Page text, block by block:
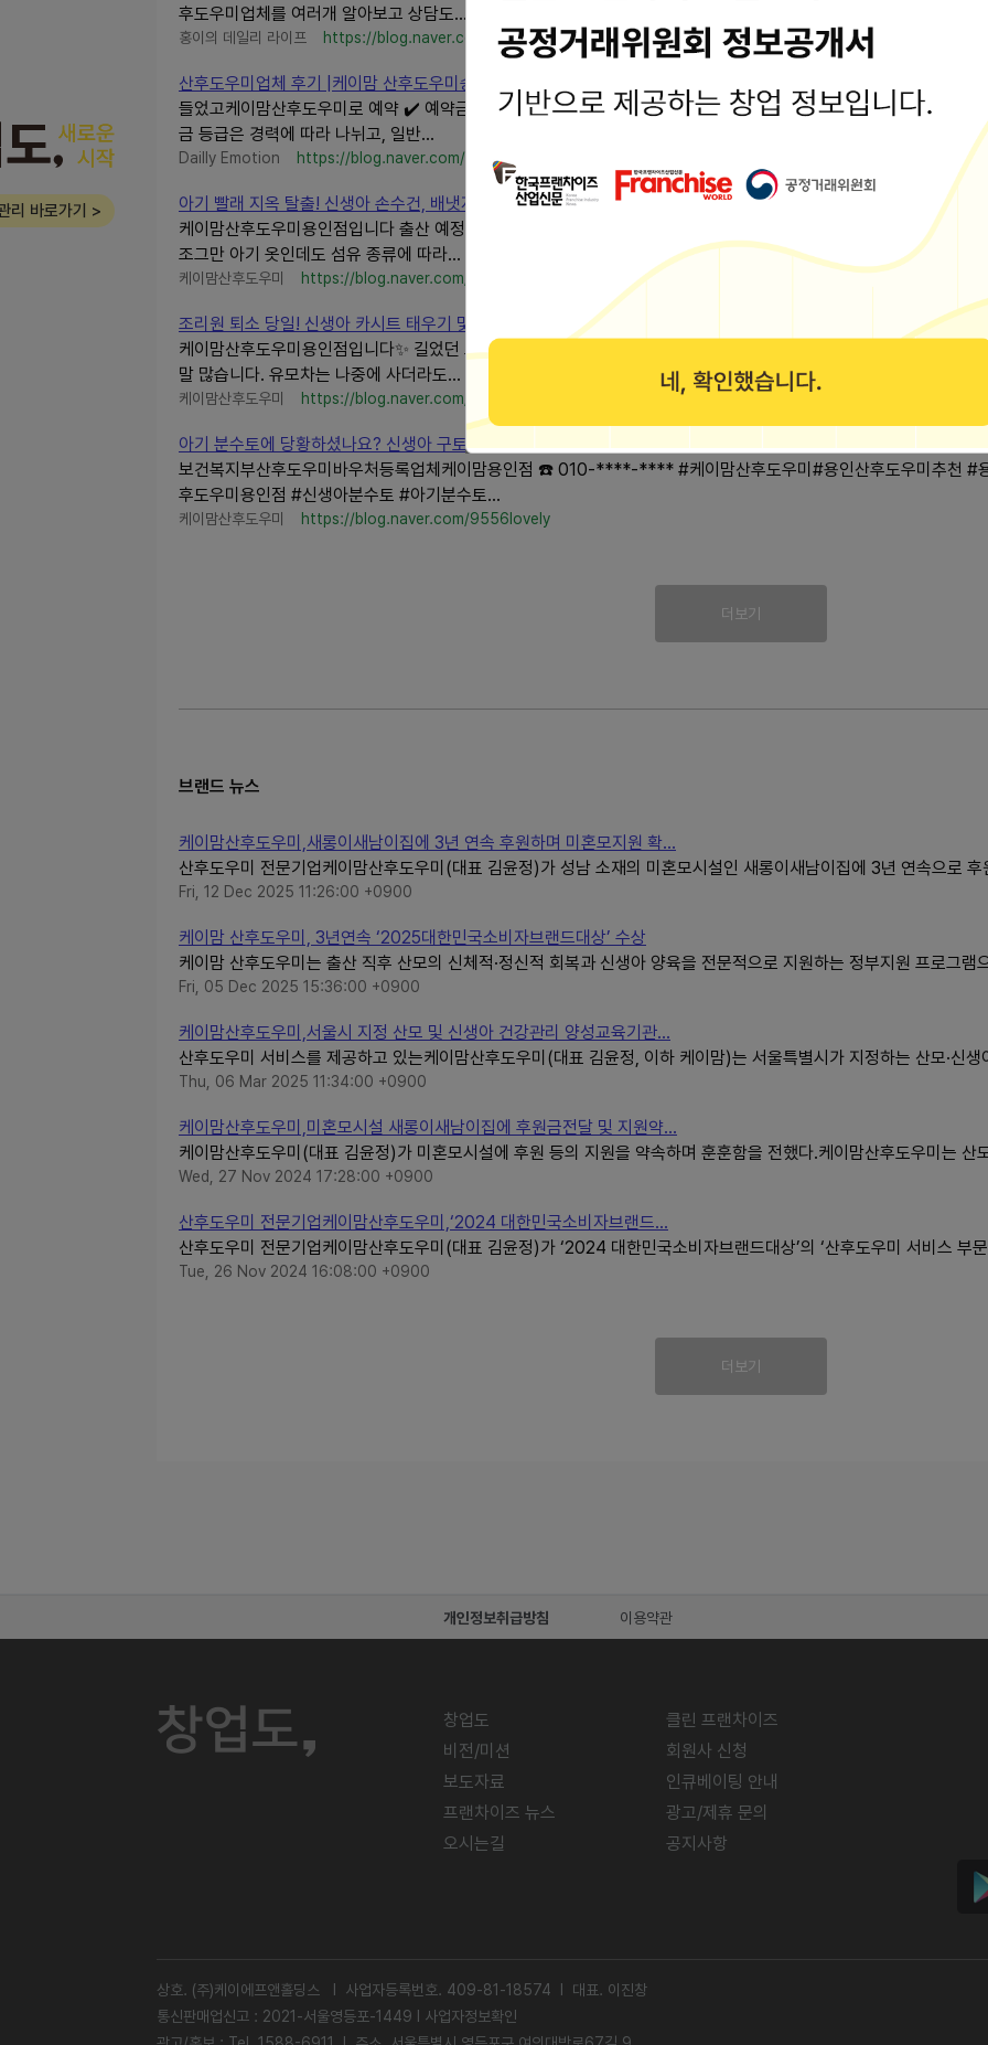
후도우미업체를 여러개 알아보고 상담도...
홍이의 데일리 라이프 https://blog.naver.com/angiehong
산후도우미업체 후기 |케이맘 산후도우미송파점 2주 이용
들었고케이맘산후도우미로 예약 ✔️ 예약금 및 환불 정책 • 예약금 10만원 • 교체 횟수 정해진 것 없음 • 실제 시작일
금 등급은 경력에 따라 나뉘고, 일반...
Dailly Emotion https://blog.naver.com/poi779
아기 빨래 지옥 탈출! 신생아 손수건, 배냇저고리 첫 세탁&삶기 가....
케이맘산후도우미용인점입니다 출산 예정일이 다가오면 예비맘들이 가장 공들여, 하지만 가장 손목 아파하며 준비하
조그만 아기 옷인데도 섬유 종류에 따라...
케이맘산후도우미 https://blog.naver.com/9556lovely
조리원 퇴소 당일! 신생아 카시트 태우기 및 자동차 첫 이동 안전 수....
케이맘산후도우미용인점입니다✨ 길었던 조리원 천국 생활을 마치고 드디어 사랑하는 아기와 함께... 하는 걱정에 사
말 많습니다. 유모차는 나중에 사더라도...
케이맘산후도우미 https://blog.naver.com/9556lovely
아기 분수토에 당황하셨나요? 신생아 구토와 게움 차이점&응급 상....
보건복지부산후도우미바우처등록업체케이맘용인점 ☎️ 010-****-**** #케이맘산후도우미#용인산후도우미추천 #
후도우미용인점 #신생아분수토 #아기분수토...
케이맘산후도우미 https://blog.naver.com/9556lovely
더보기
브랜드 뉴스
케이맘산후도우미,새롱이새남이집에 3년 연속 후원하며 미혼모지원 확...
산후도우미 전문기업케이맘산후도우미(대표 김윤정)가 성남 소재의 미혼모시설인 새롱이새남이집에 3년 연속으로
Fri, 12 Dec 2025 11:26:00 +0900
케이맘 산후도우미, 3년연속 ‘2025대한민국소비자브랜드대상’ 수상
케이맘 산후도우미는 출산 직후 산모의 신체적·정신적 회복과 신생아 양육을 전문적으로 지원하는 정부지원 프로그램
Fri, 05 Dec 2025 15:36:00 +0900
케이맘산후도우미,서울시 지정 산모 및 신생아 건강관리 양성교육기관...
산후도우미 서비스를 제공하고 있는케이맘산후도우미(대표 김윤정, 이하 케이맘)는 서울특별시가 지정하는 산모·신
Thu, 06 Mar 2025 11:34:00 +0900
케이맘산후도우미,미혼모시설 새롱이새남이집에 후원금전달 및 지원약...
케이맘산후도우미(대표 김윤정)가 미혼모시설에 후원 등의 지원을 약속하며 훈훈함을 전했다.케이맘산후도우미는 산
Wed, 27 Nov 2024 17:28:00 +0900
산후도우미 전문기업케이맘산후도우미,‘2024 대한민국소비자브랜드...
산후도우미 전문기업케이맘산후도우미(대표 김윤정)가 ‘2024 대한민국소비자브랜드대상’의 ‘산후도우미 서비스 부
Tue, 26 Nov 2024 16:08:00 +0900
더보기
리 바로가기 >
개인정보취급방침 이용약관
창업도
비전/미션
보도자료
프랜차이즈 뉴스
오시는길
클린 프랜차이즈
회원사 신청
인큐베이팅 안내
광고/제휴 문의
공지사항
상호. (주)케이에프앤홀딩스 l 사업자등록번호. 409-81-18574 l 대표. 이진창
통신판매업신고 : 2021-서울영등포-1449 l 사업자정보확인